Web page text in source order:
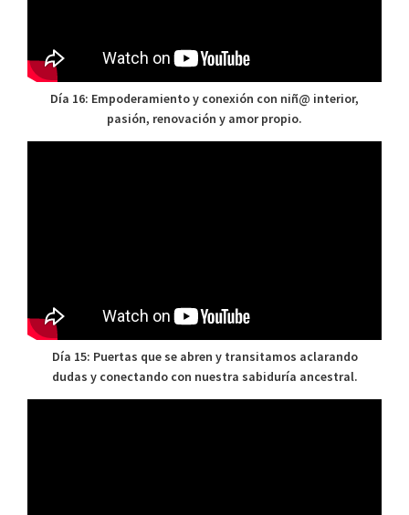
Día 16: Empoderamiento y conexión con niñ@ interior,
pasión, renovación y amor propio.
Día 15: Puertas que se abren y transitamos aclarando
dudas y conectando con nuestra sabiduría ancestral.